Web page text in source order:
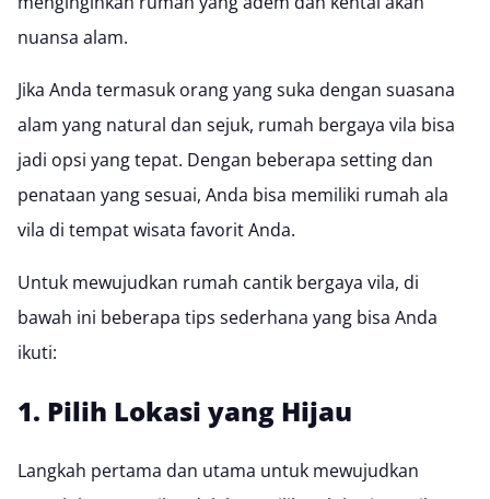
nuansa alam.
Jika Anda termasuk orang yang suka dengan suasana
alam yang natural dan sejuk, rumah bergaya vila bisa
jadi opsi yang tepat. Dengan beberapa setting dan
penataan yang sesuai, Anda bisa memiliki rumah ala
vila di tempat wisata favorit Anda.
Untuk mewujudkan rumah cantik bergaya vila, di
bawah ini beberapa tips sederhana yang bisa Anda
ikuti:
1. Pilih Lokasi yang Hijau
Langkah pertama dan utama untuk mewujudkan